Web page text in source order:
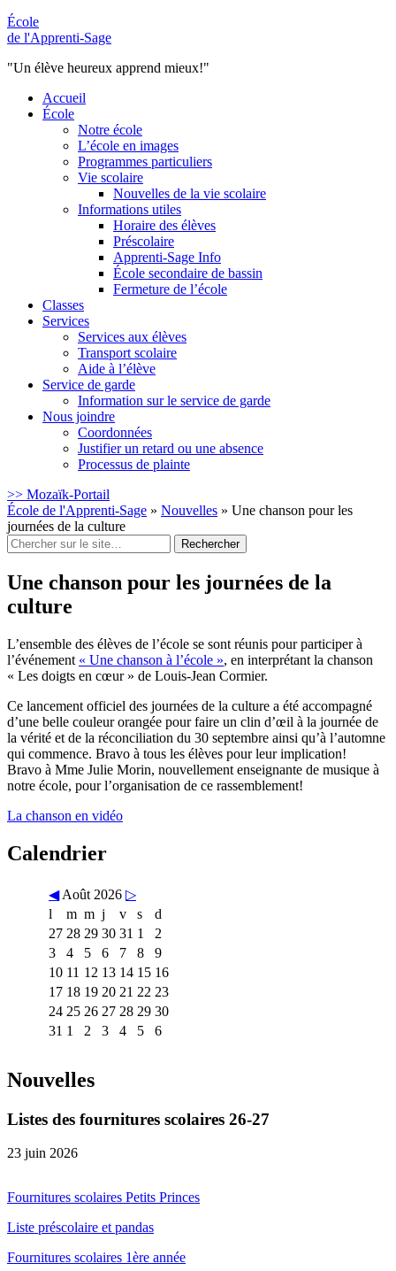
École
de l'Apprenti-Sage
"Un élève heureux apprend mieux!"
Accueil
École
Notre école
L’école en images
Programmes particuliers
Vie scolaire
Nouvelles de la vie scolaire
Informations utiles
Horaire des élèves
Préscolaire
Apprenti-Sage Info
École secondaire de bassin
Fermeture de l’école
Classes
Services
Services aux élèves
Transport scolaire
Aide à l’élève
Service de garde
Information sur le service de garde
Nous joindre
Coordonnées
Justifier un retard ou une absence
Processus de plainte
>> Mozaïk-Portail
École de l'Apprenti-Sage » Nouvelles » Une chanson pour les
journées de la culture
Rechercher
:
Une chanson pour les journées de la
culture
L’ensemble des élèves de l’école se sont réunis pour participer à
l’événement « Une chanson à l’école », en interprétant la chanson
« Les doigts en cœur » de Louis-Jean Cormier.
Ce lancement officiel des journées de la culture a été accompagné
d’une belle couleur orangée pour faire un clin d’œil à la journée de
la vérité et de la réconciliation du 30 septembre ainsi qu’à l’automne
qui commence. Bravo à tous les élèves pour leur implication!
Bravo à Mme Julie Morin, nouvellement enseignante de musique à
notre école, pour l’organisation de ce rassemblement!
La chanson en vidéo
Calendrier
◀ Août 2026 ▷
l
m m j v s
d
27 28 29 30 31 1
2
3
4 5 6 7 8
9
10 11 12 13 14 15 16
17 18 19 20 21 22 23
24 25 26 27 28 29 30
31 1 2 3 4 5 6
Nouvelles
Listes des fournitures scolaires 26-27
23 juin 2026
Fournitures scolaires Petits Princes
Liste préscolaire et pandas
Fournitures scolaires 1ère année